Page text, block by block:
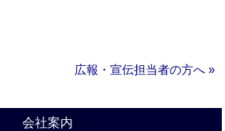
広報・宣伝担当者の方へ »
会社案内